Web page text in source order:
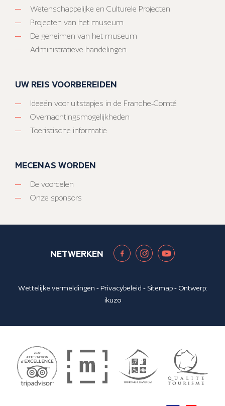
Wetenschappelijke en Culturele Projecten
Projecten van het museum
De geheimen van het museum
Administratieve handelingen
UW REIS VOORBEREIDEN
Ideeën voor uitstapjes in de Franche-Comté
Overnachtingsmogelijkheden
Toeristische informatie
MECENAS WORDEN
De voordelen
Onze sponsors
NETWERKEN
Wettelijke vermeldingen -Privacybeleid - Sitemap- Ontwerp:
ikuzo